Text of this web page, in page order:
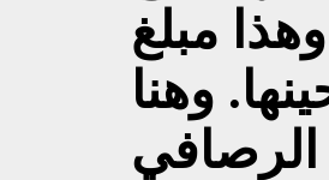
مبلغ
وهنا